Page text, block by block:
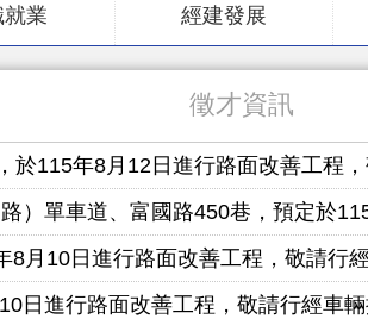
業 經建發展
徵才資訊
路面改善工程，敬請行經車輛提前改道並注意行
8月14日進行路面改善工程，敬請行經車輛提前改道並注意
面改善工程，敬請行經車輛提前改道並注意行
改善工程，敬請行經車輛提前改道並注意行